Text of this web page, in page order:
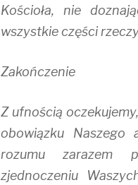
Kościoła, nie
wszystkie części
Zakończenie
Z ufnością
obowiązku Naszego
rozumu zarazem
zjednoczeniu